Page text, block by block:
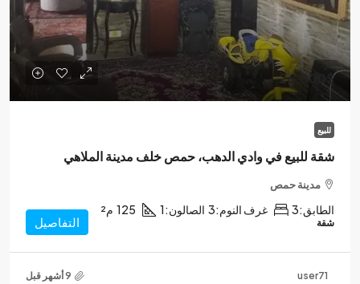
26,000$
للبيع
شقة للبيع في وادي الدهب، حمص خلف مدينة الملاهي
مدينة حمص
الطابق:3 غرف النوم:3 الصالون:1
125 م²
شقة التفاصيل
user71